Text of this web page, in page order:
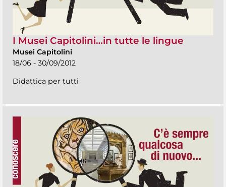
I Musei Capitolini…in tutte le lingue
Musei Capitolini
18/06 - 30/09/2012
Didattica per tutti